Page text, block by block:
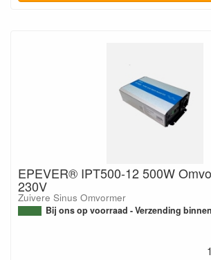
EPEVER® IPT500-12 500W
230V
Zuivere Sinus Omvormer
Bij ons op voorraad - Verzending